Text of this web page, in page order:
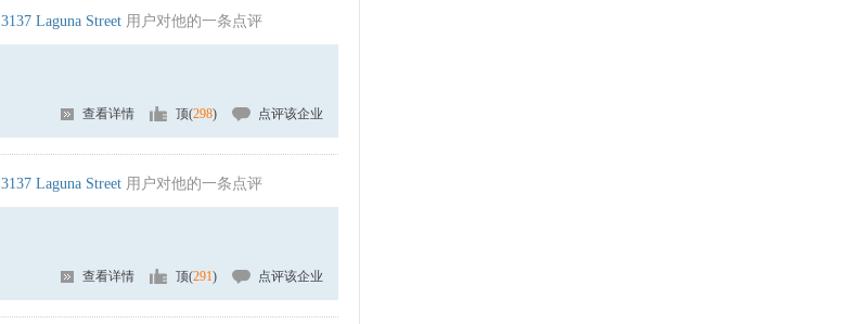
3137 Laguna Street 用户对他的一条点评
查看详情 顶(298) 点评该企业
3137 Laguna Street 用户对他的一条点评
查看详情 顶(291) 点评该企业